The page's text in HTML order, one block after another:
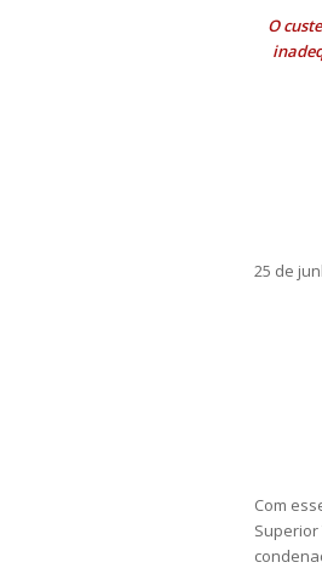
O
25 de
Com
Superior